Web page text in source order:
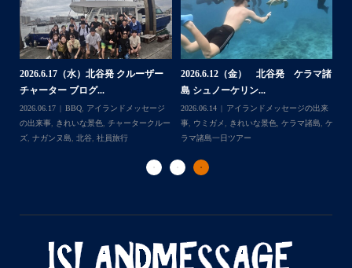
...
2026.7.28（火） 北谷発 ケラマ諸
島 体験ダイビング...
2026.07.30
アイランドメッセージの出来
事,ウミウシ ,きれいな景色, ケラマ諸島,ケ
ラマ諸島一日ツアー,スノーケリング, 体験
ダイビング,北谷
2026.7.23 北谷発 慶良間行き 体
験ダイビング＆シュ...
きれいな景色 ケラマ諸島
ケ
ラマ諸島一日ツアー
,スノーケリング,ダイ
ビングポイント